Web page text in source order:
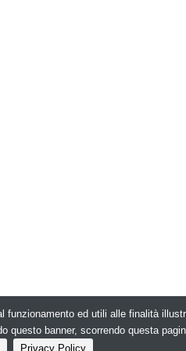
Iscrizione ROC 5836
ed utili alle finalità
banner, scorrendo questa
Privacy Policy